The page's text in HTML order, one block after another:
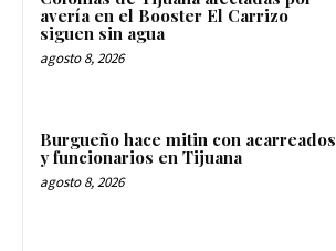
avería en el Booster El Carrizo
siguen sin agua
agosto 8, 2026
Burgueño hace mitin con acarreados
y funcionarios en Tijuana
agosto 8, 2026